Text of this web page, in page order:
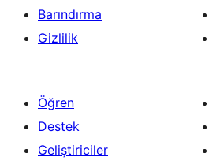
Barındırma
Gizlilik
Öğren
Destek
Geliştiriciler